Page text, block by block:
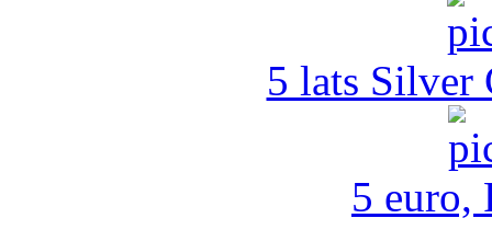
5 lats Silver
5 euro,